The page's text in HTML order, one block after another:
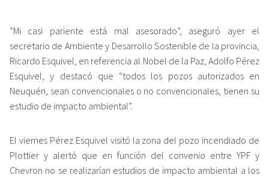
“Mi casi pariente está mal asesorado”, aseguró ayer el
secretario de Ambiente y Desarrollo Sostenible de la provincia,
Ricardo Esquivel, en referencia al Nobel de la Paz, Adolfo Pérez
Esquivel, y destacó que “todos los pozos autorizados en
Neuquén, sean convencionales o no convencionales, tienen su
estudio de impacto ambiental”.
El viernes Pérez Esquivel visitó la zona del pozo incendiado de
Plottier y alertó que en función del convenio entre YPF y
Chevron no se realizarían estudios de impacto ambiental a los